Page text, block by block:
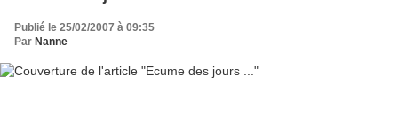
Publié le 25/02/2007 à 09:35
Par Nanne